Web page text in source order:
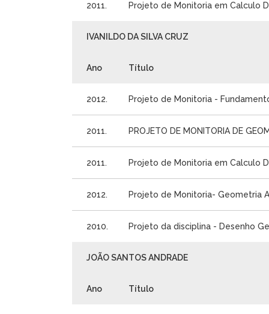
2011. Projeto de Monitoria em Calculo
IVANILDO DA SILVA CRUZ
Ano Título
2012. Projeto de Monitoria -
2011. PROJETO DE MONITORIA DE
2011. Projeto de Monitoria em Calculo
2012. Projeto de Monitoria- Geometria
2010. Projeto da disciplina - Desenho
JOÃO SANTOS ANDRADE
Ano Título